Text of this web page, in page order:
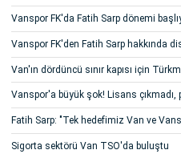
Vanspor FK'da Fatih Sarp dönemi
Vanspor FK'den Fatih Sarp hakkında
Van'ın dördüncü sınır kapısı için
Vanspor'a büyük şok! Lisans çıkmadı,
Fatih Sarp: "Tek hedefimiz Van ve
Sigorta sektörü Van TSO'da buluştu